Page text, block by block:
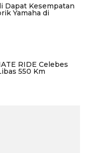
Dapat Kesempatan
Yamaha di
RIDE Celebes
550 Km